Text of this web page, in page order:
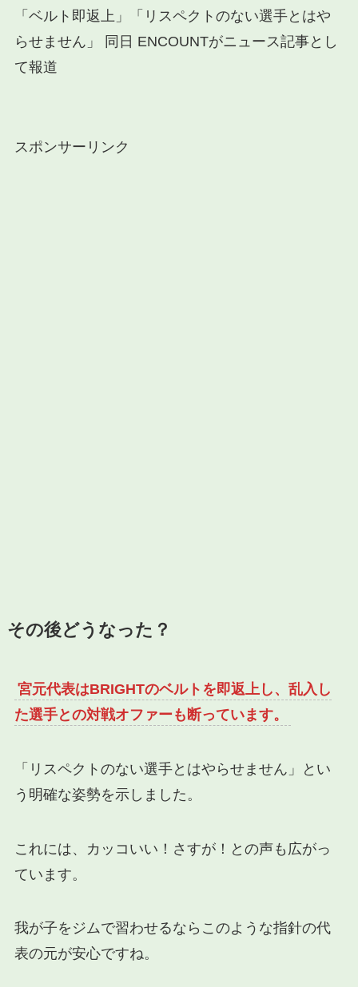
「ベルト即返上」「リスペクトのない選手とはや
らせません」 同日 ENCOUNTがニュース記事とし
て報道
スポンサーリンク
その後どうなった？
宮元代表はBRIGHTのベルトを即返上し、乱入し
た選手との対戦オファーも断っています。
「リスペクトのない選手とはやらせません」とい
う明確な姿勢を示しました。
これには、カッコいい！さすが！との声も広がっ
ています。
我が子をジムで習わせるならこのような指針の代
表の元が安心ですね。